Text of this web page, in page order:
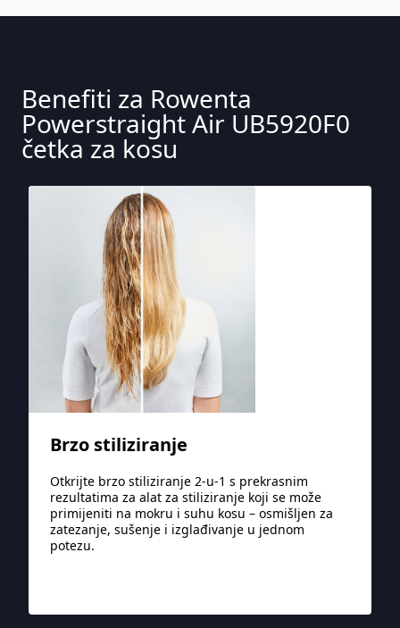
Benefiti za Rowenta
Powerstraight Air UB5920F0
četka za kosu
Brzo stiliziranje
Otkrijte brzo stiliziranje 2-u-1 s prekrasnim
rezultatima za alat za stiliziranje koji se može
primijeniti na mokru i suhu kosu – osmišljen za
zatezanje, sušenje i izglađivanje u jednom
potezu.